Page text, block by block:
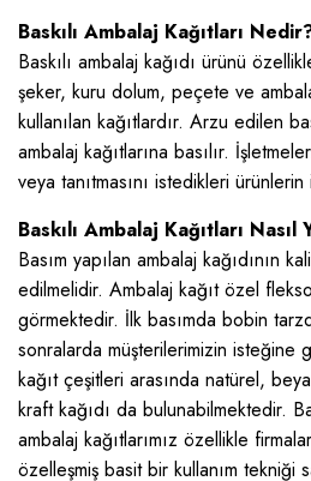
Baskılı Ambalaj Kağıtları
Baskılı ambalaj kağıdı ürünü
şeker, kuru dolum, peçete ve
kullanılan kağıtlardır. Arzu edilen
ambalaj kağıtlarına basılır.
veya tanıtmasını istedikleri
Baskılı Ambalaj Kağıtları Nasıl
Basım yapılan ambalaj kağıdının
edilmelidir. Ambalaj kağıt özel
görmektedir. İlk basımda bobin
sonralarda müşterilerimizin isteğine
kağıt çeşitleri arasında natürel,
kraft kağıdı da bulunabilmektedir.
ambalaj kağıtlarımız özellikle
özelleşmiş basit bir kullanım tekniği